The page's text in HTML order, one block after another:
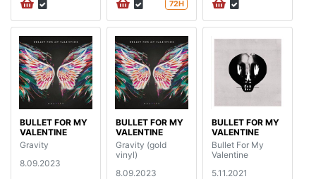
72H
BULLET FOR MY
VALENTINE
Gravity
8.09.2023
BULLET FOR MY
VALENTINE
Gravity (gold
vinyl)
8.09.2023
BULLET FOR MY
VALENTINE
Bullet For My
Valentine
5.11.2021